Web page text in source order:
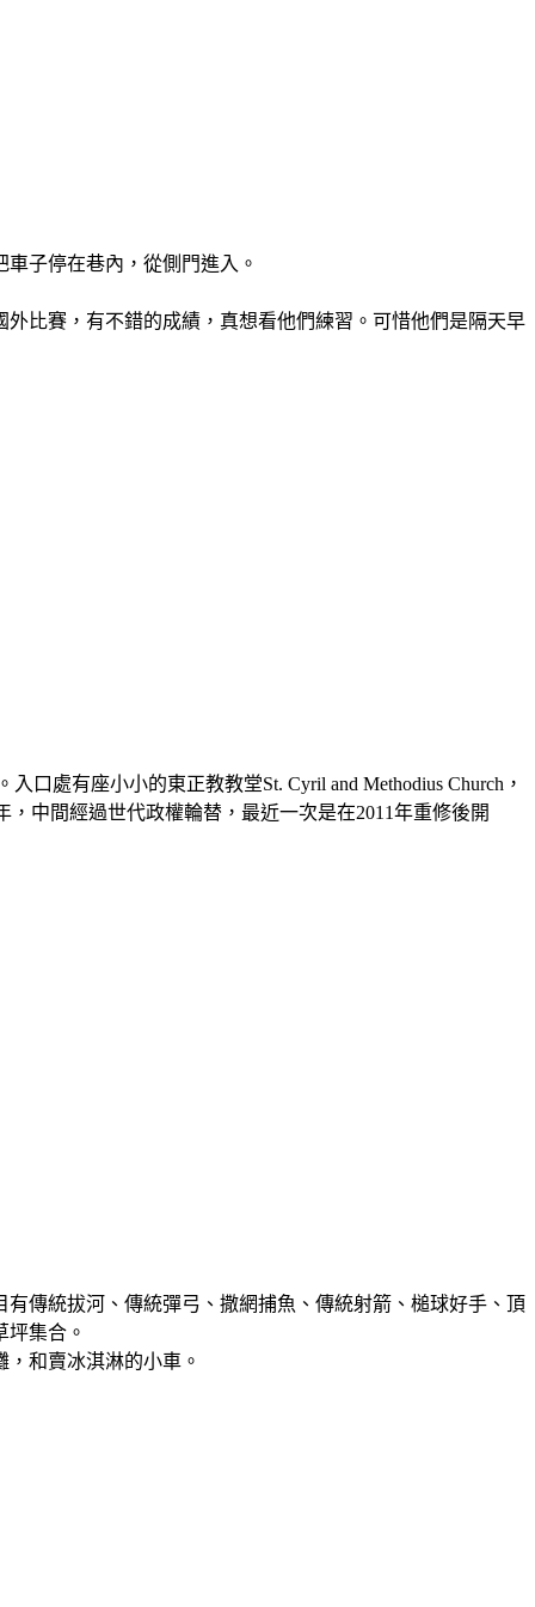
子停在巷內，從側門進入。
比賽，有不錯的成績，真想看他們練習。可惜他們是隔天早
處有座小小的東正教教堂St. Cyril and Methodius Church，
中間經過世代政權輪替，最近一次是在2011年重修後開
傳統拔河、傳統彈弓、撒網捕魚、傳統射箭、槌球好手、頂
集合。
和賣冰淇淋的小車。